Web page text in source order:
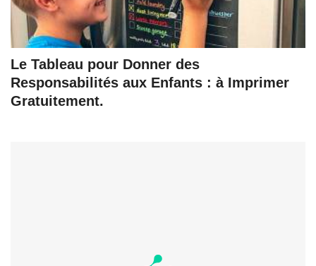
Le Tableau pour Donner des
Responsabilités aux Enfants : à Imprimer
Gratuitement.